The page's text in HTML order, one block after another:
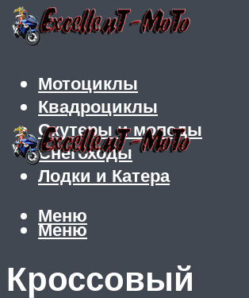
Мотоциклы
Квадроциклы
Скутеры и мопеды
Снегоходы
Лодки и Катера
Меню
Меню
Кроссовый